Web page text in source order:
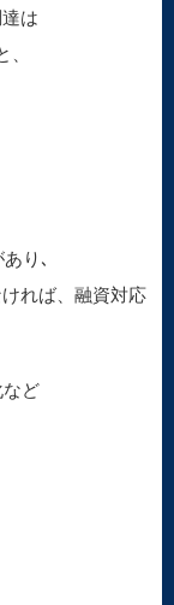
は
り､
れば、融資対応
など